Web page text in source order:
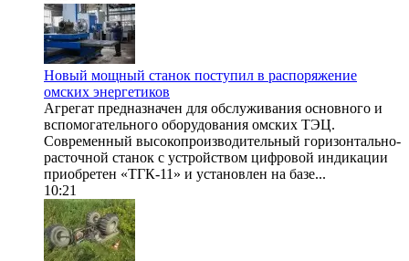
Новый мощный станок поступил в распоряжение
омских энергетиков
Агрегат предназначен для обслуживания основного и
вспомогательного оборудования омских ТЭЦ.
Современный высокопроизводительный горизонтально-
расточной станок с устройством цифровой индикации
приобретен «ТГК-11» и установлен на базе...
10:21